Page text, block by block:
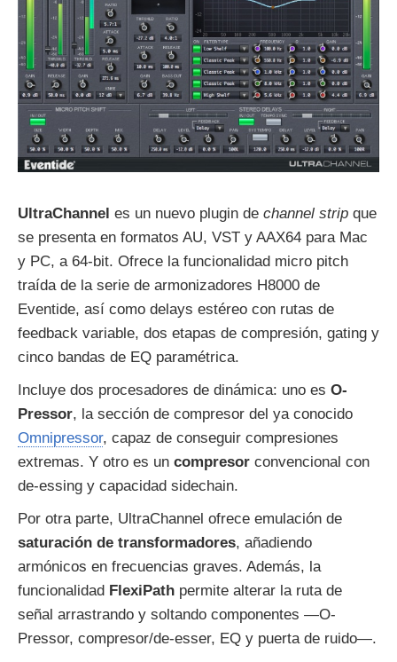
UltraChannel es un nuevo plugin de channel strip que
se presenta en formatos AU, VST y AAX64 para Mac
y PC, a 64-bit. Ofrece la funcionalidad micro pitch
traída de la serie de armonizadores H8000 de
Eventide, así como delays estéreo con rutas de
feedback variable, dos etapas de compresión, gating y
cinco bandas de EQ paramétrica.
Incluye dos procesadores de dinámica: uno es O-
Pressor, la sección de compresor del ya conocido
Omnipressor, capaz de conseguir compresiones
extremas. Y otro es un compresor convencional con
de-essing y capacidad sidechain.
Por otra parte, UltraChannel ofrece emulación de
saturación de transformadores, añadiendo
armónicos en frecuencias graves. Además, la
funcionalidad FlexiPath permite alterar la ruta de
señal arrastrando y soltando componentes —O-
Pressor, compresor/de-esser, EQ y puerta de ruido—.